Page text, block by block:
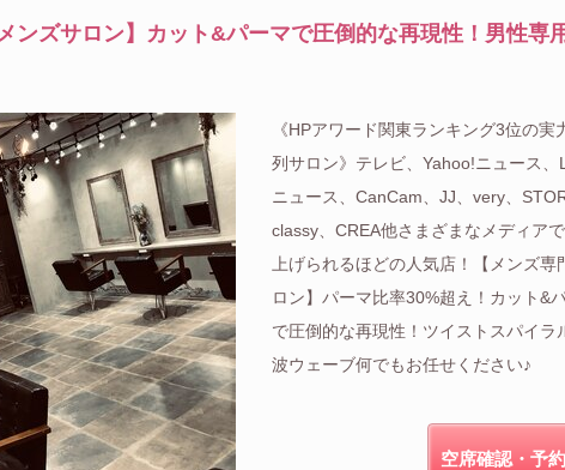
ンズサロン】カット&パーマで圧倒的な再現性！男性専
《HPアワード関東ランキング3位の実
列サロン》テレビ、Yahoo!ニュース、
ニュース、CanCam、JJ、very、
classy、CREA他さまざまなメディア
上げられるほどの人気店！【メンズ専
ロン】パーマ比率30%超え！カット&
で圧倒的な再現性！ツイストスパイラ
波ウェーブ何でもお任せください♪
空席確認・予